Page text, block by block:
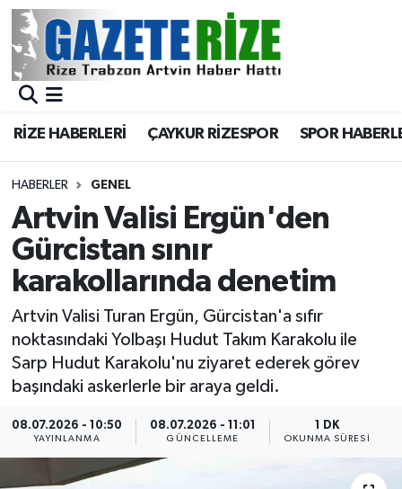
RİZE HABERLERİ ÇAYKUR RİZESPOR SPOR
HABERLER GENEL
Artvin Valisi Ergün'den
Gürcistan sınır
karakollarında denetim
Artvin Valisi Turan Ergün, Gürcistan'a sıfır
noktasındaki Yolbaşı Hudut Takım Karakolu ile
Sarp Hudut Karakolu'nu ziyaret ederek görev
başındaki askerlerle bir araya geldi.
08.07.2026 - 10:50
YAYINLANMA
08.07.2026 - 11:01
GÜNCELLEME
1 DK
OKUNMA SÜRESI
BÖLGEMİZ
Asayiş
Rize Jandarma Komutanlığı
Bilim Teknoloji
Advertising news
Canlı Maç
ÇEVRE
Dış Haberler
Merkez Nöbetçi Eczaneler
Merkez Trafik Yoğunluk Haritası
Süper Lig Puan Durumu ve Fikstür
Tüm Manşetler
Haber Arşivi